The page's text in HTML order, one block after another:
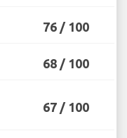
76 / 100
68 / 100
67 / 100